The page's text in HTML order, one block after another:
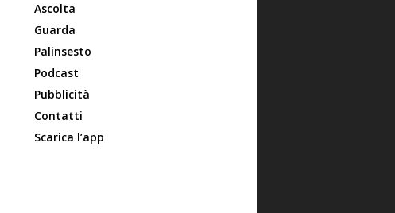
Ascolta
Guarda
Palinsesto
Podcast
Pubblicità
Contatti
Scarica l’app